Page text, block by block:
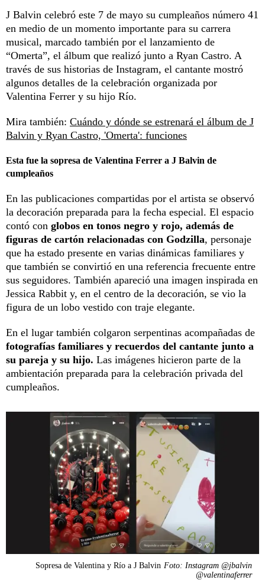
J Balvin celebró este 7 de mayo su cumpleaños número 41
en medio de un momento importante para su carrera
musical, marcado también por el lanzamiento de
“Omerta”, el álbum que realizó junto a Ryan Castro. A
través de sus historias de Instagram, el cantante mostró
algunos detalles de la celebración organizada por
Valentina Ferrer y su hijo Río.
Mira también: Cuándo y dónde se estrenará el álbum de J
Balvin y Ryan Castro, 'Omerta': funciones
Esta fue la sopresa de Valentina Ferrer a J Balvin de
cumpleaños
En las publicaciones compartidas por el artista se observó
la decoración preparada para la fecha especial. El espacio
contó con globos en tonos negro y rojo, además de
figuras de cartón relacionadas con Godzilla, personaje
que ha estado presente en varias dinámicas familiares y
que también se convirtió en una referencia frecuente entre
sus seguidores. También apareció una imagen inspirada en
Jessica Rabbit y, en el centro de la decoración, se vio la
figura de un lobo vestido con traje elegante.
En el lugar también colgaron serpentinas acompañadas de
fotografías familiares y recuerdos del cantante junto a
su pareja y su hijo. Las imágenes hicieron parte de la
ambientación preparada para la celebración privada del
cumpleaños.
Sopresa de Valentina y Río a J Balvin Foto: Instagram @jbalvin
@valentinaferrer